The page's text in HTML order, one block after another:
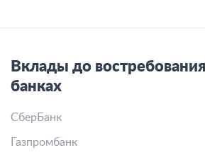
Вклады до
банках
СберБанк
Газпромбанк